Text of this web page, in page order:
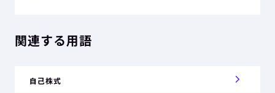
関連する用語
自己株式